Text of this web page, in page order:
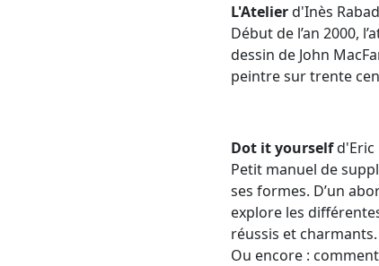
L'Atelierd'Inès
Début de l’an 2000,
dessin de John
peintre sur trente
Dot it yourselfd'Eric
Petit manuel de
ses formes. D’un
explore les
réussis et
Ou encore :